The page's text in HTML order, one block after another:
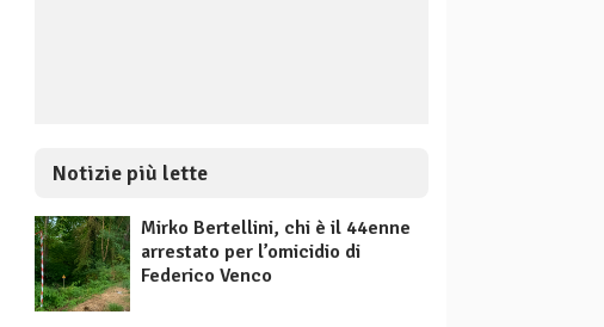
Notizie più lette
Mirko Bertellini, chi è il 44enne
arrestato per l’omicidio di
Federico Venco